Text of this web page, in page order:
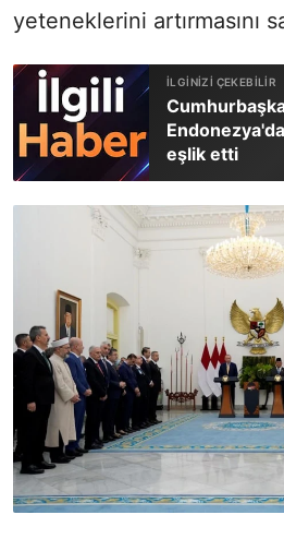
yeteneklerini artırmasını
eşlik etti